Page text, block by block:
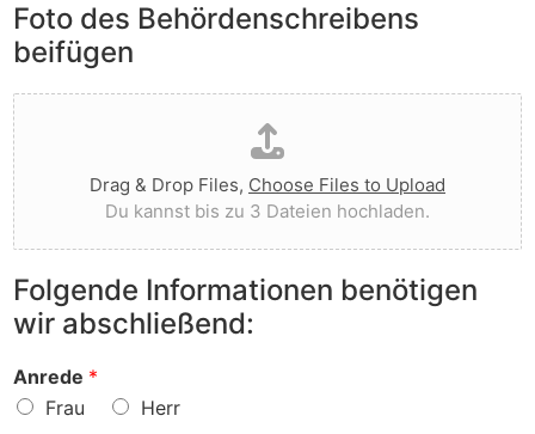
v
o
r
g
e
w
o
r
f
e
n
?
l
i
e
t
I
h
n
e
n
v
o
r
?
e
A
n
e
r
k
u
n
g
e
n
z
u
S
a
c
Foto des Behördenschreibens
beifügen
D
a
t
e
i
h
o
h
l
d
e
n
Drag & Drop Files, Choose Files to Upload
Du kannst bis zu 3 Dateien hochladen.
Folgende Informationen benötigen
wir abschließend:
Anrede *
Frau
Herr